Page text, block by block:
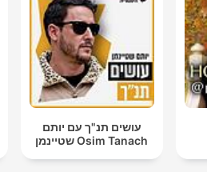
עושים תנ"ך עם יותם
שטיינמן Osim Tanach